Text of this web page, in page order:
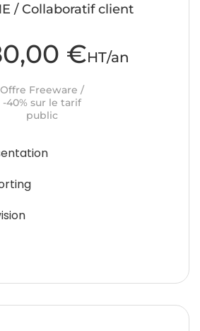
/ Collaboratif client
€HT/an
Offre Freeware /
-40% sur le tarif
public